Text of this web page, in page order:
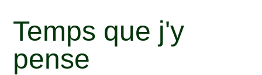
Temps que j'y
pense